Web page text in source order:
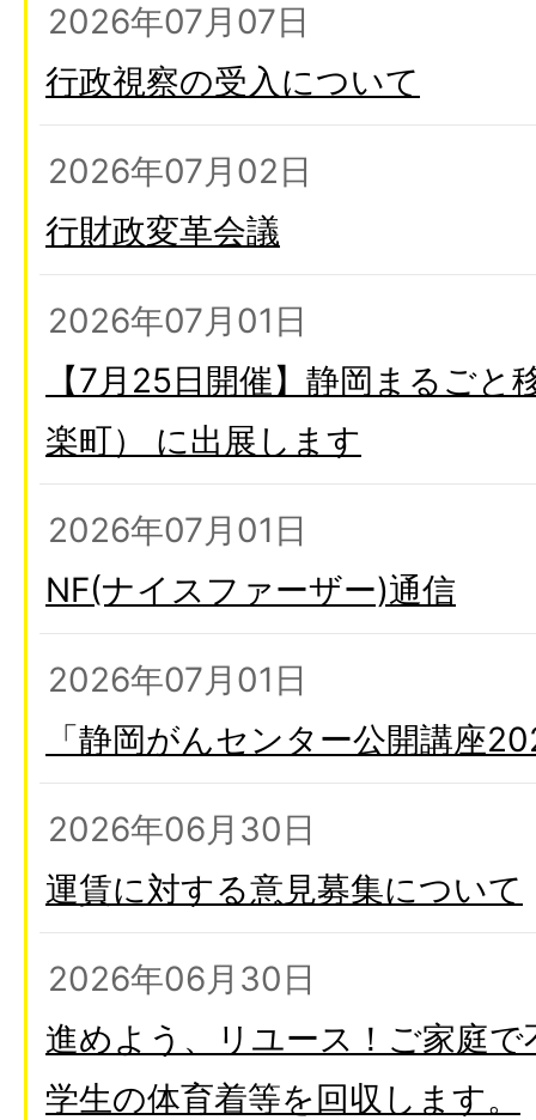
2026年07月07日
行政視察の受入について
2026年07月02日
行財政変革会議
2026年07月01日
【7月25日開催】静岡まるごと
楽町） に出展します
2026年07月01日
NF(ナイスファーザー)通信
2026年07月01日
「静岡がんセンター公開講座
2026年06月30日
運賃に対する意見募集について
2026年06月30日
進めよう、リユース！ご家庭
学生の体育着等を回収します。